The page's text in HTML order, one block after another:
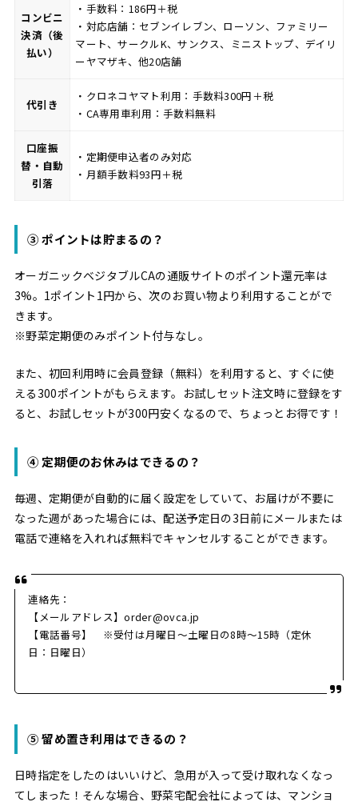
コンビニ
決済（後
払い）
・手数料：186円＋税
・対応店舗：セブンイレブン、ローソン、ファミリー
マート、サークルK、サンクス、ミニストップ、デイリ
ーヤマザキ、他20店舗
代引き
・クロネコヤマト利用：手数料300円＋税
・CA専用車利用：手数料無料
口座振
替・自動
引落
・定期便申込者のみ対応
・月額手数料93円＋税
③ ポイントは貯まるの？
オーガニックベジタブルCAの通販サイトのポイント還元率は
3%。1ポイント1円から、次のお買い物より利用することがで
きます。
※野菜定期便のみポイント付与なし。
また、初回利用時に会員登録（無料）を利用すると、すぐに使
える300ポイントがもらえます。お試しセット注文時に登録をす
ると、お試しセットが300円安くなるので、ちょっとお得です！
④ 定期便のお休みはできるの？
毎週、定期便が自動的に届く設定をしていて、お届けが不要に
なった週があった場合には、配送予定日の3日前にメールまたは
電話で連絡を入れれば無料でキャンセルすることができます。
連絡先：
【メールアドレス】order@ovca.jp
【電話番号】 ※受付は月曜日〜土曜日の8時〜15時（定休
日：日曜日）
⑤ 留め置き利用はできるの？
日時指定をしたのはいいけど、急用が入って受け取れなくなっ
てしまった！そんな場合、野菜宅配会社によっては、マンショ